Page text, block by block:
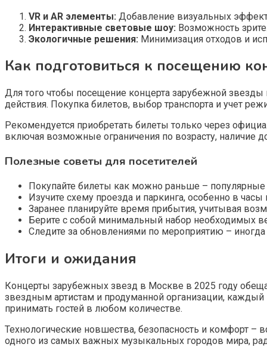
VR и AR элементы: Добавление визуальных
Интерактивные световые шоу: Возможность
Экологичные решения: Минимизация отходов и
Как подготовиться к посещению
Для того чтобы посещение концерта зарубежной
действия. Покупка билетов, выбор транспорта и учет
Рекомендуется приобретать билеты только через
включая возможные ограничения по возрасту, наличие
Полезные советы для посетителей
Покупайте билеты как можно раньше – популярные
Изучите схему проезда и паркинга, особенно в часы
Заранее планируйте время прибытия, учитывая
Берите с собой минимальный набор необходимых
Следите за обновлениями по мероприятию –
Итоги и ожидания
Концерты зарубежных звезд в Москве в 2025 году
звездным артистам и продуманной организации,
принимать гостей в любом количестве.
Технологические новшества, безопасность и комфорт
одного из самых важных музыкальных городов мира,